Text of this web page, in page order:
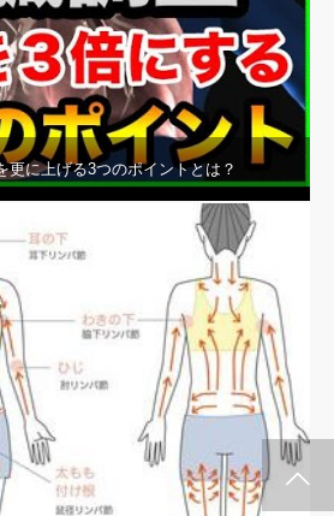
更に上げる3つのポイントとは？
YouTube インスタグラム
代表プロフィー
ル
セミナー案内